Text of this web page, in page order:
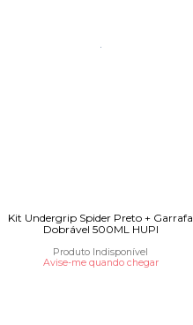
Kit Undergrip Spider Preto + Garrafa
Dobrável 500ML HUPI
Produto Indisponível
Avise-me quando chegar